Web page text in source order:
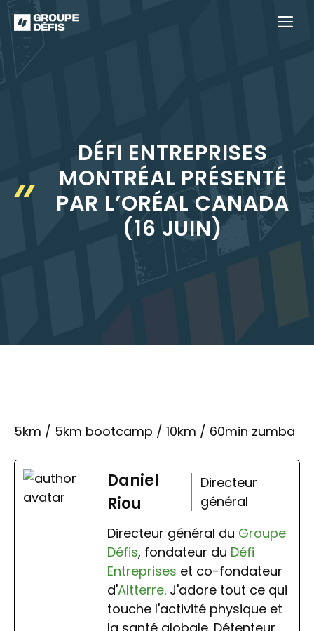
au
DÉFI ENTREPRISES
MONTRÉAL PRÉSENTÉ
PAR L’ORÉAL CANADA
(16 JUIN)
5km / 5km bootcamp / 10km / 60min zumba
Daniel
Riou
Directeur
général
Directeur général du Groupe
Défis, fondateur du Défi
Entreprises et co-fondateur
d'Altterre. J'adore tout ce qui
touche l'activité physique et